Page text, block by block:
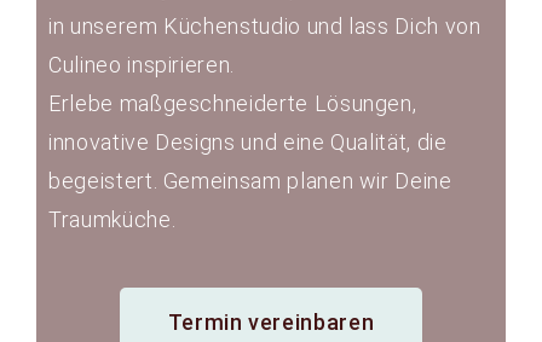
in unserem Küchenstudio und lass Dich von
Culineo inspirieren.
Erlebe maßgeschneiderte Lösungen,
innovative Designs und eine Qualität, die
begeistert. Gemeinsam planen wir Deine
Traumküche.
Termin vereinbaren